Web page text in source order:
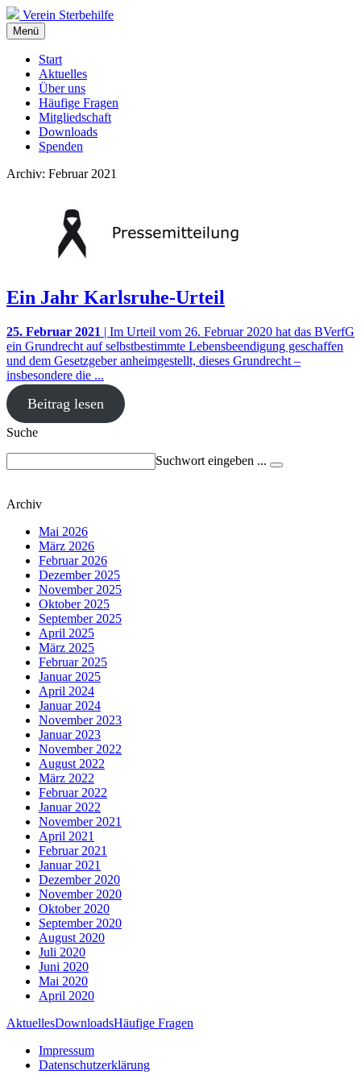
Verein Sterbehilfe
Menü
Start
Aktuelles
Über uns
Häufige Fragen
Mitgliedschaft
Downloads
Spenden
Archiv: Februar 2021
Ein Jahr Karlsruhe-Urteil
25. Februar 2021 | Im Urteil vom 26. Februar 2020 hat das BVerfG
ein Grundrecht auf selbstbestimmte Lebensbeendigung geschaffen
und dem Gesetzgeber anheimgestellt, dieses Grundrecht –
insbesondere die ...
Beitrag lesen
Suche
Suchwort eingeben ...
Archiv
Mai 2026
März 2026
Februar 2026
Dezember 2025
November 2025
Oktober 2025
September 2025
April 2025
März 2025
Februar 2025
Januar 2025
April 2024
Januar 2024
November 2023
Januar 2023
November 2022
August 2022
März 2022
Februar 2022
Januar 2022
November 2021
April 2021
Februar 2021
Januar 2021
Dezember 2020
November 2020
Oktober 2020
September 2020
August 2020
Juli 2020
Juni 2020
Mai 2020
April 2020
AktuellesDownloadsHäufige Fragen
Impressum
Datenschutzerklärung